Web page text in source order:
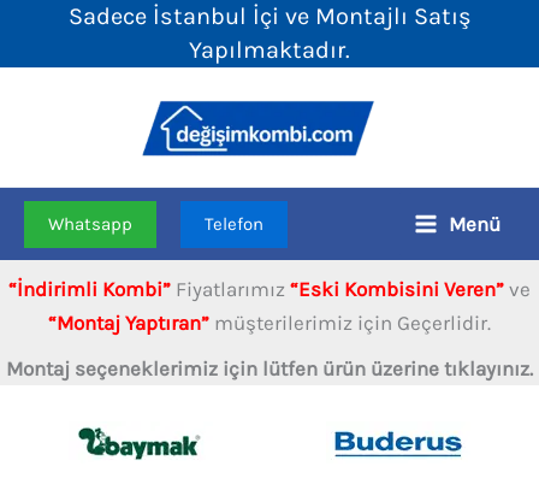
Sadece İstanbul İçi ve Montajlı Satış
Yapılmaktadır.
Whatsapp Telefon Menü
“İndirimli Kombi” Fiyatlarımız “Eski Kombisini Veren” ve
“Montaj Yaptıran” müşterilerimiz için Geçerlidir.
Montaj seçeneklerimiz için lütfen ürün üzerine tıklayınız.